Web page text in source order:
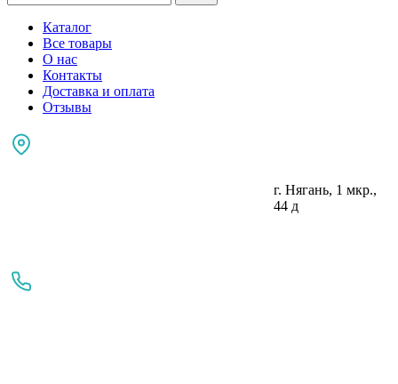
Каталог
Все товары
О нас
Контакты
Доставка и оплата
Отзывы
г. Нягань, 1 мкр.,
44 д